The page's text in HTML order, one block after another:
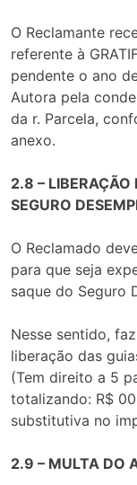
O Reclamante
referente à
pendente o ano
Autora pela
da r. Parcela,
anexo.
2.8 – LIBERAÇÃO
SEGURO
O Reclamado
para que seja
saque do Seguro
Nesse sentido,
liberação das
(Tem direito a 5
totalizando: R$
substitutiva no
2.9 – MULTA DO